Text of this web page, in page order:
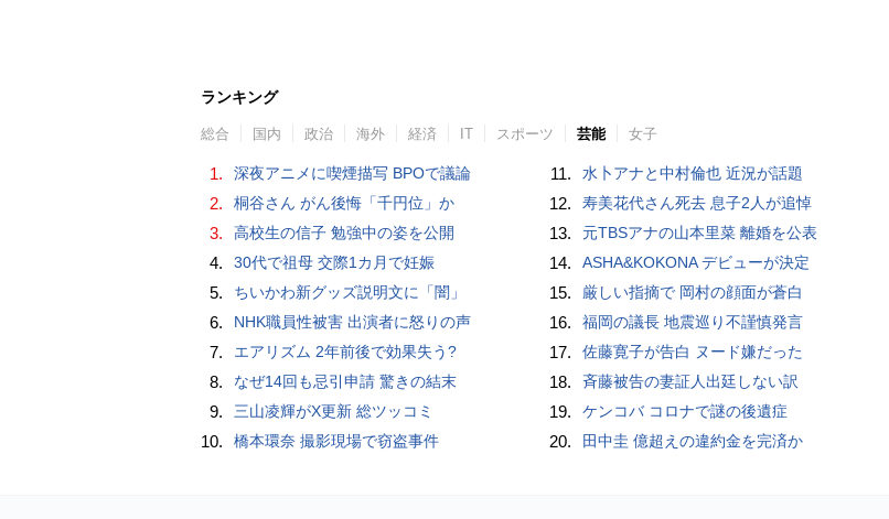
ランキング
総合 国内 政治 海外 経済 IT スポーツ 芸能 女子
1. 深夜アニメに喫煙描写 BPOで議論
2. 桐谷さん がん後悔「千円位」か
3. 高校生の信子 勉強中の姿を公開
4. 30代で祖母 交際1カ月で妊娠
5. ちいかわ新グッズ説明文に「闇」
6. NHK職員性被害 出演者に怒りの声
7. エアリズム 2年前後で効果失う?
8. なぜ14回も忌引申請 驚きの結末
9. 三山凌輝がX更新 総ツッコミ
10. 橋本環奈 撮影現場で窃盗事件
11. 水卜アナと中村倫也 近況が話題
12. 寿美花代さん死去 息子2人が追悼
13. 元TBSアナの山本里菜 離婚を公表
14. ASHA&KOKONA デビューが決定
15. 厳しい指摘で 岡村の顔面が蒼白
16. 福岡の議長 地震巡り不謹慎発言
17. 佐藤寛子が告白 ヌード嫌だった
18. 斉藤被告の妻証人出廷しない訳
19. ケンコバ コロナで謎の後遺症
20. 田中圭 億超えの違約金を完済か